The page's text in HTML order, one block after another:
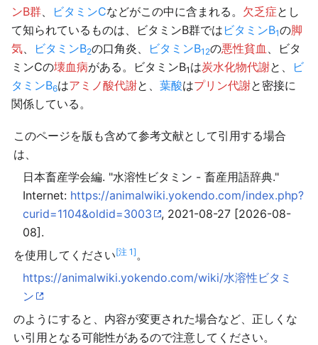
ンB群、 ビタミンCなどがこの中に含まれる。 欠乏症とし
て知られているものは、ビタミンB群では ビタミンB1の脚
気、 ビタミンB2の口角炎、 ビタミンB12の悪性貧血 、ビタ
ミンCの壊血病がある。ビタミンB1 は炭水化物代謝と、
ビ
タミンB6はアミノ酸代謝と、 葉酸はプリン代謝と密接に
関係している。
このページを版も含めて参考文献として引用する場合
は、
日本畜産学会編. "水溶性ビタミン - 畜産用語辞典."
Internet: https://animalwiki.yokendo.com/index.php?
curid=1104&oldid=3003
, 2021-08-27 [2026-08-
08].
を使用してください[注 1]。
https://animalwiki.yokendo.com/wiki/水溶性ビタミ
ン
のようにすると、内容が変更された場合など、正しくな
い引用となる可能性があるので注意してください。